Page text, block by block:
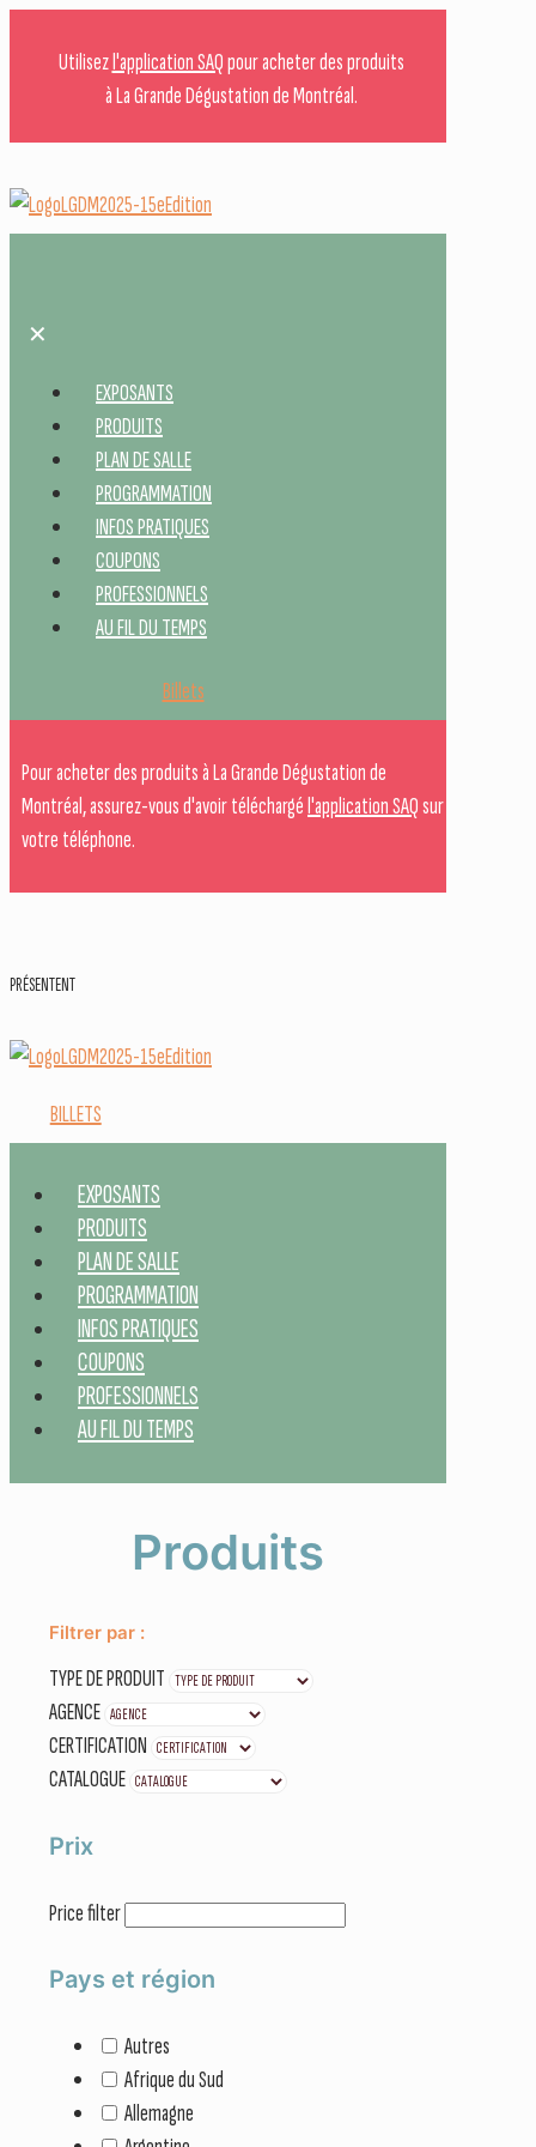
Utilisezl'application SAQpour acheter des produits
à La Grande Dégustation de Montréal.
✕
EXPOSANTS
PRODUITS
PLAN DE SALLE
PROGRAMMATION
INFOS PRATIQUES
COUPONS
PROFESSIONNELS
AU FIL DU TEMPS
Billets
Pour acheter des produits à La Grande Dégustation de
Montréal, assurez-vous d'avoir téléchargél'application SAQsur
votre téléphone.
PRÉSENTENT
BILLETS
EXPOSANTS
PRODUITS
PLAN DE SALLE
PROGRAMMATION
INFOS PRATIQUES
COUPONS
PROFESSIONNELS
AU FIL DU TEMPS
Produits
Filtrer par :
TYPE DE PRODUIT
AGENCE
CERTIFICATION
CATALOGUE
Prix
Price filter
Pays et région
Autres
Afrique du Sud
Allemagne